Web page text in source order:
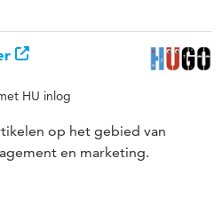
HU inlog
op het gebied van
en marketing.